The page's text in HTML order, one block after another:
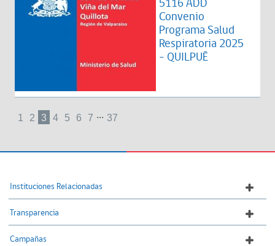
5116 ADD
Convenio
Programa Salud
Respiratoria 2025
- QUILPUÉ
1 2 3 4 5 6 7 ... 37
Instituciones Relacionadas
Transparencia
Campañas